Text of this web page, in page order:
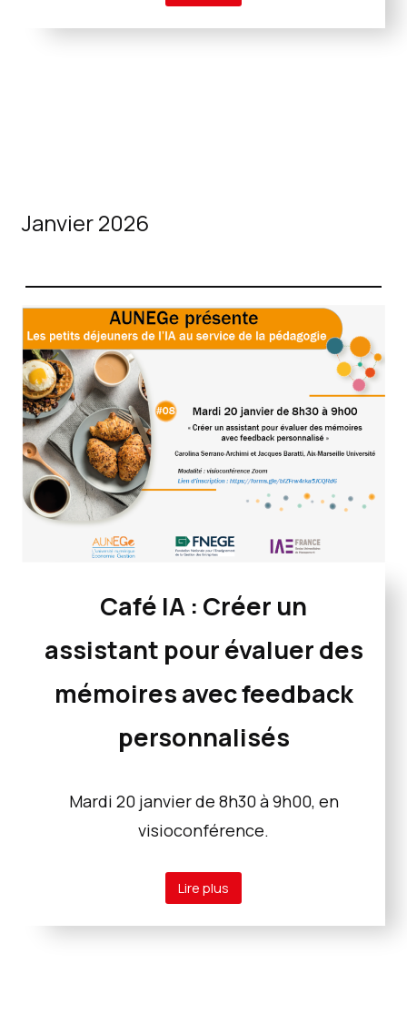
Janvier 2026
Café IA : Créer un
assistant pour évaluer des
mémoires avec feedback
personnalisés
Mardi 20 janvier de 8h30 à 9h00, en
visioconférence.
Lire plus